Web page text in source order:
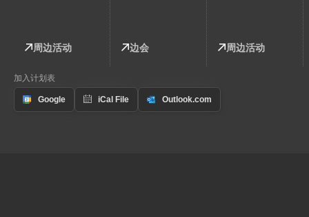
周边活动 边会 周边活动
加入计划表